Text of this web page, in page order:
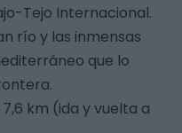
Tejo Internacional.
río y las inmensas
que lo
km (ida y vuelta a